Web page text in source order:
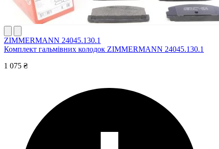
ZIMMERMANN 24045.130.1
Комплект гальмівних колодок ZIMMERMANN 24045.130.1
1 075 ₴